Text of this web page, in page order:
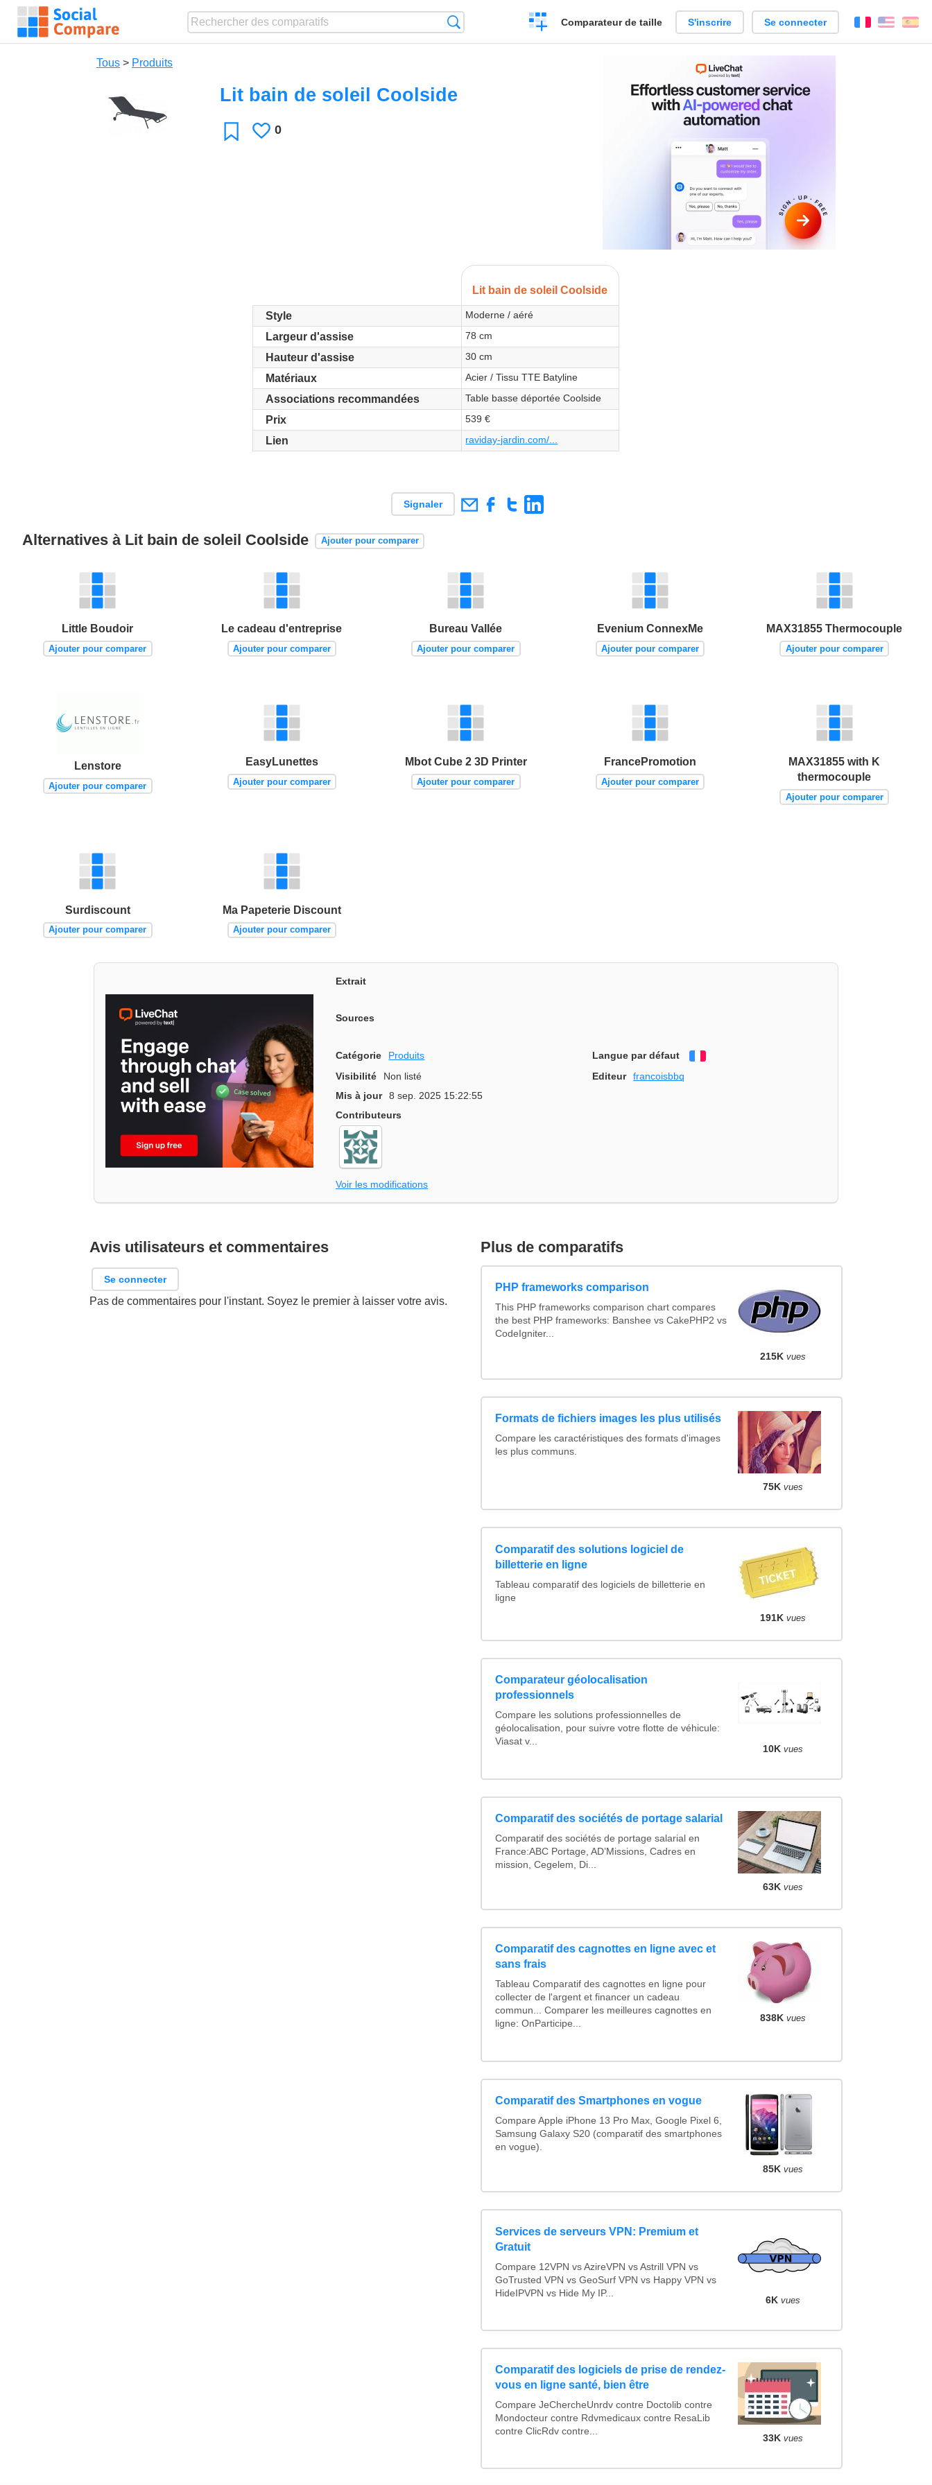
Créer
un
Comparateur de taille S'inscrire Se connecter FrançaisEnglish
Tous > Produits
Lit bain de soleil Coolside
Favori J'aime
0
Lit bain de soleil Coolside
Style Moderne / aéré
Largeur d'assise 78 cm
Hauteur d'assise 30 cm
Matériaux Acier / Tissu TTE Batyline
Associations recommandées Table basse déportée Coolside
Prix 539 €
Lien raviday-jardin.com/...
Signaler
Alternatives à Lit bain de soleil Coolside Ajouter pour comparer
Little Boudoir
Ajouter pour comparer
Le cadeau d'entreprise
Ajouter pour comparer
Bureau Vallée
Ajouter pour comparer
Evenium ConnexMe
Ajouter pour comparer
MAX31855 Thermocouple
Ajouter pour comparer
Lenstore
Ajouter pour comparer
EasyLunettes
Ajouter pour comparer
Mbot Cube 2 3D Printer
Ajouter pour comparer
FrancePromotion
Ajouter pour comparer
MAX31855 with K
thermocouple
Ajouter pour comparer
Surdiscount
Ajouter pour comparer
Ma Papeterie Discount
Ajouter pour comparer
Extrait
Sources
Catégorie Produits Langue par défaut
Français
Visibilité
Non listé Editeur
francoisbbq
Mis à jour
8 sep. 2025 15:22:55
Contributeurs
Voir les modifications
Avis utilisateurs et commentaires
Se connecter
Pas de commentaires pour l'instant. Soyez le premier à laisser votre avis.
Plus de comparatifs
PHP frameworks comparison
This PHP frameworks comparison chart compares
the best PHP frameworks: Banshee vs CakePHP2 vs
CodeIgniter...
215K vues
Formats de fichiers images les plus utilisés
Compare les caractéristiques des formats d'images
les plus communs.
75K vues
Comparatif des solutions logiciel de
billetterie en ligne
Tableau comparatif des logiciels de billetterie en
ligne
191K vues
Comparateur géolocalisation
professionnels
Compare les solutions professionnelles de
géolocalisation, pour suivre votre flotte de véhicule:
Viasat v...
10K vues
Comparatif des sociétés de portage salarial
Comparatif des sociétés de portage salarial en
France:ABC Portage, AD’Missions, Cadres en
mission, Cegelem, Di...
63K vues
Comparatif des cagnottes en ligne avec et
sans frais
Tableau Comparatif des cagnottes en ligne pour
collecter de l'argent et financer un cadeau
commun... Comparer les meilleures cagnottes en
ligne: OnParticipe...
838K vues
Comparatif des Smartphones en vogue
Compare Apple iPhone 13 Pro Max, Google Pixel 6,
Samsung Galaxy S20 (comparatif des smartphones
en vogue).
85K vues
Services de serveurs VPN: Premium et
Gratuit
Compare 12VPN vs AzireVPN vs Astrill VPN vs
GoTrusted VPN vs GeoSurf VPN vs Happy VPN vs
HideIPVPN vs Hide My IP...
6K vues
Comparatif des logiciels de prise de rendez-
vous en ligne santé, bien être
Compare JeChercheUnrdv contre Doctolib contre
Mondocteur contre Rdvmedicaux contre ResaLib
contre ClicRdv contre...
33K vues